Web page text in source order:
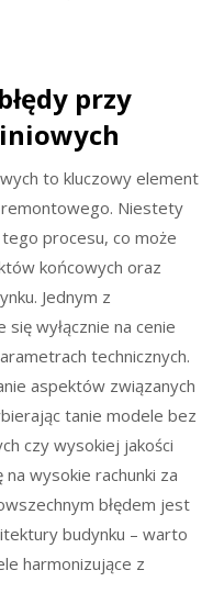
przy
to kluczowy element
Niestety
procesu, co może
końcowych oraz
Jednym z
wyłącznie na cenie
technicznych.
aspektów związanych
tanie modele bez
czy wysokiej jakości
wysokie rachunki za
błędem jest
budynku – warto
harmonizujące z